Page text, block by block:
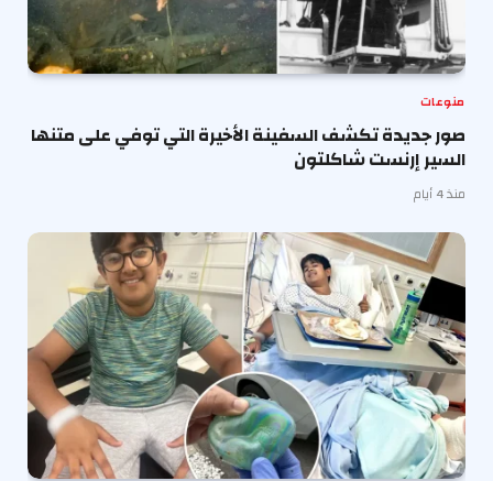
منوعات
صور جديدة تكشف السفينة الأخيرة التي توفي على متنها
السير إرنست شاكلتون
منذ 4 أيام